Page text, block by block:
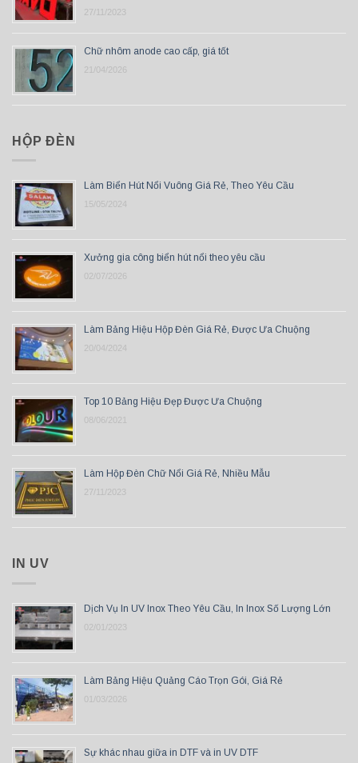
27/11/2023
Chữ nhôm anode cao cấp, giá tốt
21/04/2026
HỘP ĐÈN
Làm Biển Hút Nổi Vuông Giá Rẻ, Theo Yêu Cầu
15/05/2024
Xưởng gia công biển hút nổi theo yêu cầu
02/07/2026
Làm Bảng Hiệu Hộp Đèn Giá Rẻ, Được Ưa Chuộng
20/04/2024
Top 10 Bảng Hiệu Đẹp Được Ưa Chuộng
08/06/2021
Làm Hộp Đèn Chữ Nổi Giá Rẻ, Nhiều Mẫu
27/11/2023
IN UV
Dịch Vụ In UV Inox Theo Yêu Cầu, In Inox Số Lượng Lớn
02/01/2023
Làm Bảng Hiệu Quảng Cáo Trọn Gói, Giá Rẻ
01/03/2026
Sự khác nhau giữa in DTF và in UV DTF